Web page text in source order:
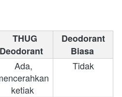
THUG
Deodorant
Deodorant
Biasa
ketiak
Tidak